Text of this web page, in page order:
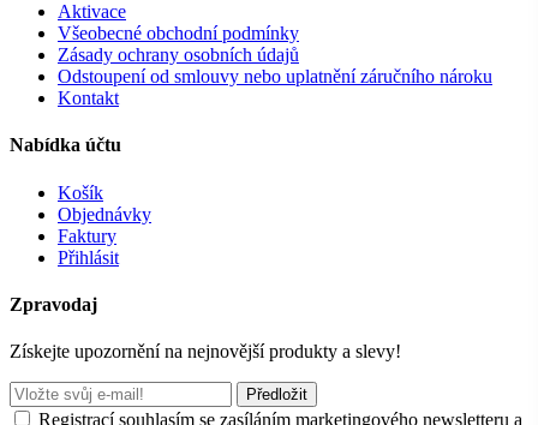
Aktivace
Všeobecné obchodní podmínky
Zásady ochrany osobních údajů
Odstoupení od smlouvy nebo uplatnění záručního nároku
Kontakt
Nabídka účtu
Košík
Objednávky
Faktury
Přihlásit
Zpravodaj
Získejte upozornění na nejnovější produkty a slevy!
Předložit
Registrací souhlasím se zasíláním marketingového newsletteru a